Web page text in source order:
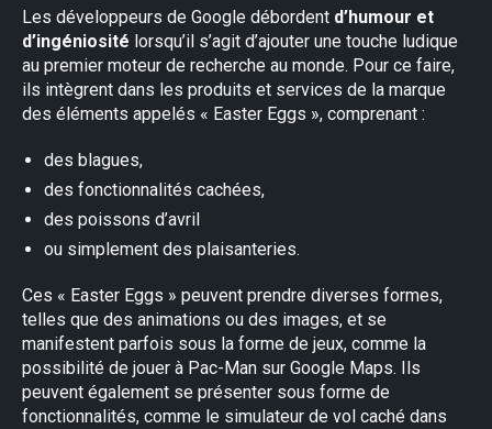
Les développeurs de Google débordent d’humour et
d’ingéniosité lorsqu’il s’agit d’ajouter une touche ludique
au premier moteur de recherche au monde. Pour ce faire,
ils intègrent dans les produits et services de la marque
des éléments appelés « Easter Eggs », comprenant :
des blagues,
des fonctionnalités cachées,
des poissons d’avril
ou simplement des plaisanteries.
Ces « Easter Eggs » peuvent prendre diverses formes,
telles que des animations ou des images, et se
manifestent parfois sous la forme de jeux, comme la
possibilité de jouer à Pac-Man sur Google Maps. Ils
peuvent également se présenter sous forme de
fonctionnalités, comme le simulateur de vol caché dans